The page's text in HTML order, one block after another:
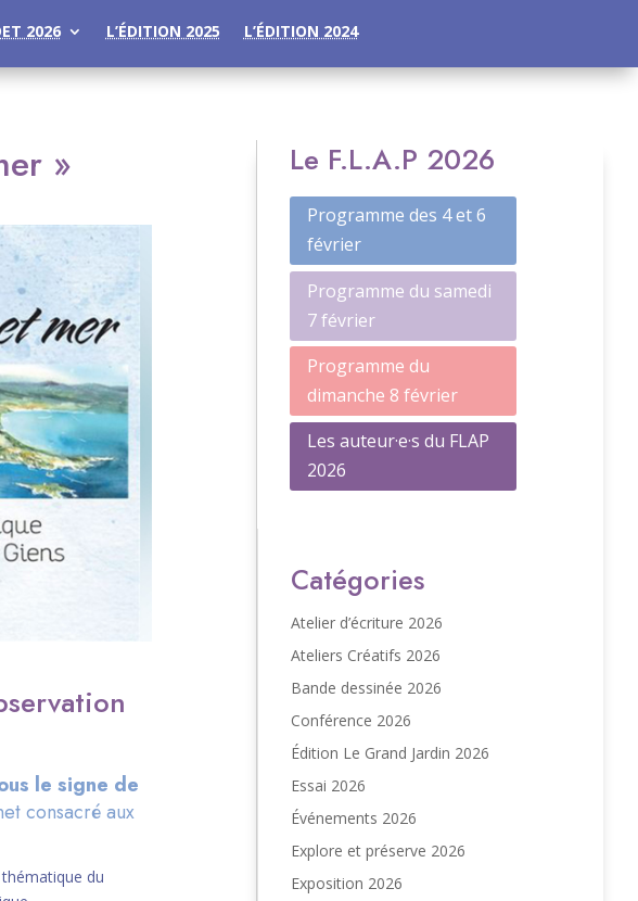
2026 L’ÉDITION 2025 L’ÉDITION 2024
»
le signe de
consacré aux
du
Le F.L.A.P 2026
Programme des 4 et 6
février
Programme du samedi
7 février
Programme du
dimanche 8 février
Les auteur·e·s du FLAP
2026
Catégories
Atelier d’écriture 2026
Ateliers Créatifs 2026
Bande dessinée 2026
Conférence 2026
Édition Le Grand Jardin 2026
Essai 2026
Événements 2026
Explore et préserve 2026
Exposition 2026